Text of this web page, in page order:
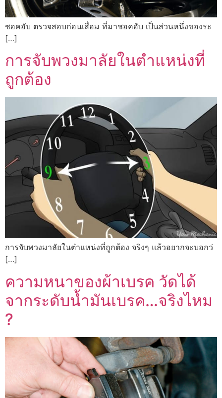
ชอคอับ ตรวจสอบก่อนเสื่อม ที่มาชอคอับ เป็นส่วนหนึ่งของระ
[…]
การจับพวงมาลัยในตำแหน่งที่
ถูกต้อง
การจับพวงมาลัยในตำแหน่งที่ถูกต้อง จริงๆ แล้วอยากจะบอกว่
[…]
ความหนาของผ้าเบรค วัดได้
จากระดับน้ำมันเบรค…จริงไหม
?